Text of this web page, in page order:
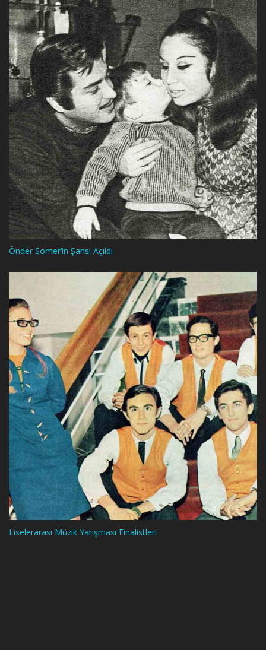
Önder Somer’in Şansı Açıldı
Liselerarası Müzik Yarışması Finalistleri